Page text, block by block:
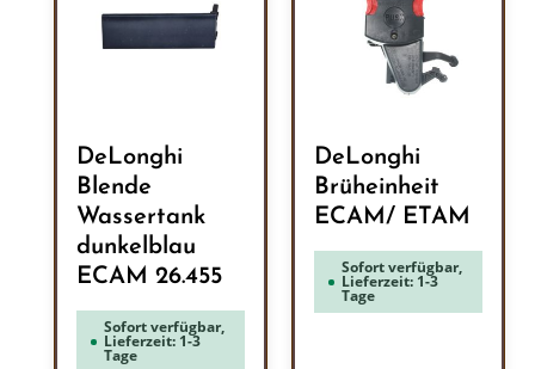
DeLonghi
Blende
Wassertank
dunkelblau
ECAM 26.455
Sofort verfügbar,
Lieferzeit: 1-3
Tage
DeLonghi
Brüheinheit
ECAM/ ETAM
Sofort verfügbar,
Lieferzeit: 1-3
Tage